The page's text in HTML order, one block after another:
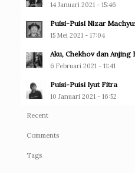
14 Januari 2021 - 15:46
Puisi-Puisi Nizar
15 Mei 2021 - 17:04
Aku, Chekhov dan Anjing
6 Februari 2021 - 11:41
Puisi-Puisi Iyut Fitra
10 Januari 2021 - 16:52
Recent
Comments
Tags